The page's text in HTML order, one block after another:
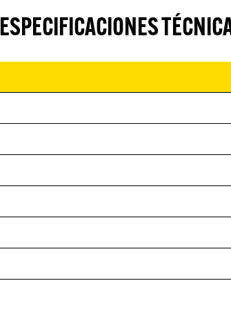
ESPECIFICACIONES